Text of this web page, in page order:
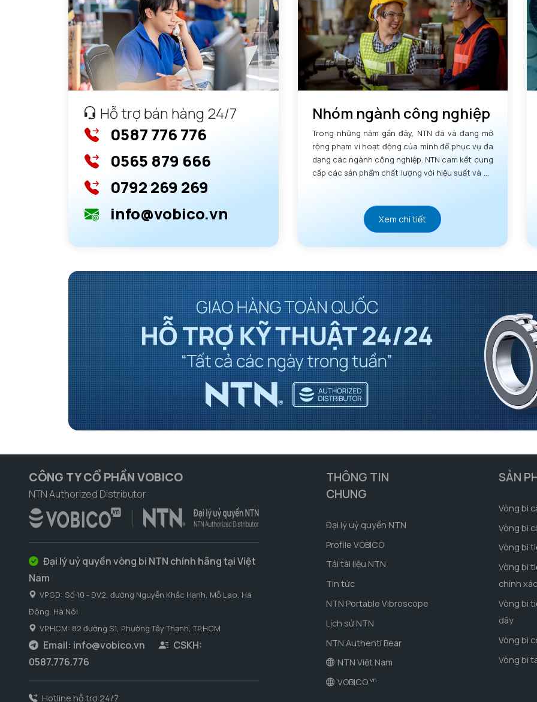
Hỗ trợ bán hàng 24/7
0587 776 776
0565 879 666
0792 269 269
info@vobico.vn
Nhóm ngành công nghiệp
Trong những năm gần đây, NTN đã và đang mở
rộng phạm vi hoạt động của mình để phục vụ đa
dạng các ngành công nghiệp. NTN cam kết cung
cấp các sản phẩm chất lượng với hiệu suất và độ
Xem chi tiết
CÔNG TY CỔ PHẦN VOBICO
NTN Authorized Distributor
Đại lý uỷ quyền vòng bi NTN chính hãng tại Việt
Nam
VPGD: Số 10 - DV2, đường Nguyễn Khắc Hạnh, Mỗ Lao, Hà
Đông, Hà Nôi
VP.HCM: 82 đường S1, Phường Tây Thạnh, TP.HCM
Email: info@vobico.vn
CSKH:
0587.776.776
Hotline hỗ trợ 24/7
THÔNG TIN
CHUNG
Đại lý uỷ quyền NTN
Profile VOBICO
Tải tài liệu NTN
Tin tức
NTN Portable Vibroscope
Lịch sử NTN
NTN Authenti Bear
NTN Việt Nam
VOBICO .vn
SẢN
Vòng bi
Vòng bi
Vòng bi
Vòng bi
chính
Vòng bi
dãy
Vòng bi
Vòng bi